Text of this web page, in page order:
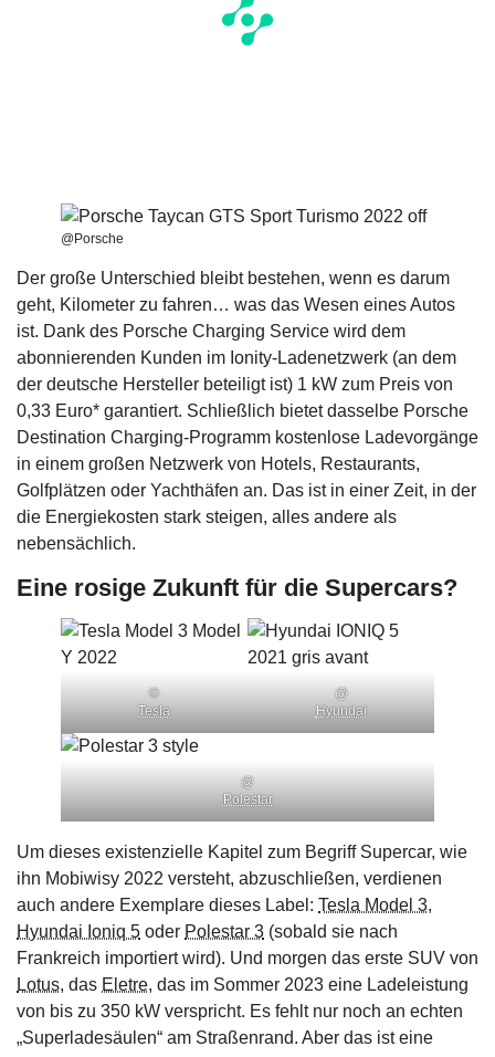
@Porsche
Der große Unterschied bleibt bestehen, wenn es darum
geht, Kilometer zu fahren… was das Wesen eines Autos
ist. Dank des Porsche Charging Service wird dem
abonnierenden Kunden im Ionity-Ladenetzwerk (an dem
der deutsche Hersteller beteiligt ist) 1 kW zum Preis von
0,33 Euro* garantiert. Schließlich bietet dasselbe Porsche
Destination Charging-Programm kostenlose Ladevorgänge
in einem großen Netzwerk von Hotels, Restaurants,
Golfplätzen oder Yachthäfen an. Das ist in einer Zeit, in der
die Energiekosten stark steigen, alles andere als
nebensächlich.
Eine rosige Zukunft für die Supercars?
©
Tesla
@
Hyundai
@
Polestar
Um dieses existenzielle Kapitel zum Begriff Supercar, wie
ihn Mobiwisy 2022 versteht, abzuschließen, verdienen
auch andere Exemplare dieses Label: Tesla Model 3,
Hyundai Ioniq 5 oder Polestar 3 (sobald sie nach
Frankreich importiert wird). Und morgen das erste SUV von
Lotus, das Eletre, das im Sommer 2023 eine Ladeleistung
von bis zu 350 kW verspricht. Es fehlt nur noch an echten
„Superladesäulen“ am Straßenrand. Aber das ist eine